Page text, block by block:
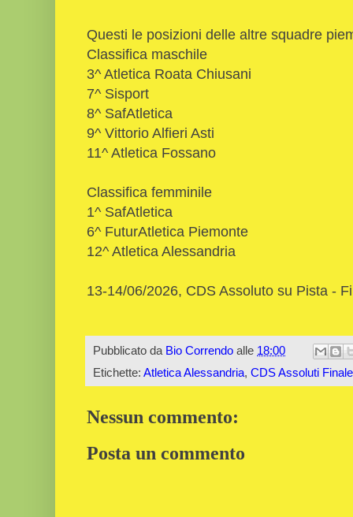
Questi le posizioni delle altre squadre
Classifica maschile
3^ Atletica Roata Chiusani
7^ Sisport
8^ SafAtletica
9^ Vittorio Alfieri Asti
11^ Atletica Fossano
Classifica femminile
1^ SafAtletica
6^ FuturAtletica Piemonte
12^ Atletica Alessandria
13-14/06/2026, CDS Assoluto su Pista -
Pubblicato da Bio Correndo alle 18:00
Etichette: Atletica Alessandria, CDS Assoluti
Nessun commento:
Posta un commento